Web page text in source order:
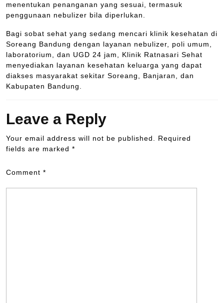
menentukan penanganan yang sesuai, termasuk
penggunaan nebulizer bila diperlukan.
Bagi sobat sehat yang sedang mencari klinik kesehatan di
Soreang Bandung dengan layanan nebulizer, poli umum,
laboratorium, dan UGD 24 jam, Klinik Ratnasari Sehat
menyediakan layanan kesehatan keluarga yang dapat
diakses masyarakat sekitar Soreang, Banjaran, dan
Kabupaten Bandung.
Leave a Reply
Your email address will not be published.
Required
fields are marked *
Comment *